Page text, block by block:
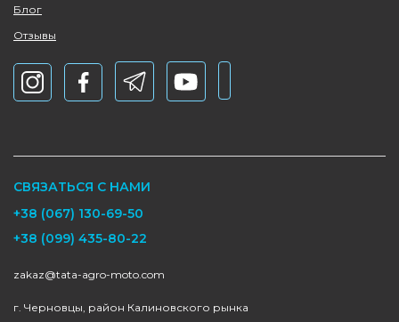
Блог
Отзывы
СВЯЗАТЬСЯ С НАМИ
+38 (067) 130-69-50
+38 (099) 435-80-22
zakaz@tata-agro-moto.com
г. Черновцы, район Калиновского рынка